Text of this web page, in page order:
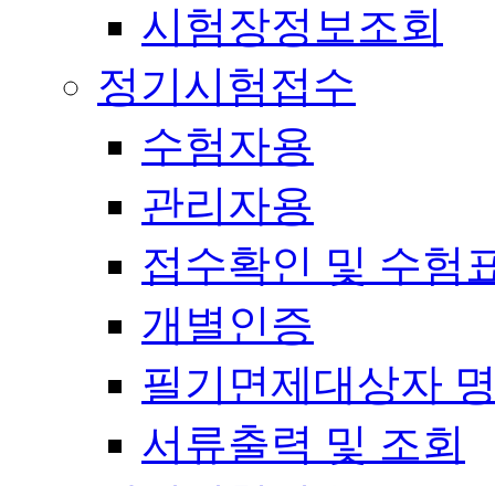
시험장정보조회
정기시험접수
수험자용
관리자용
접수확인 및 수험
개별인증
필기면제대상자
서류출력 및 조회